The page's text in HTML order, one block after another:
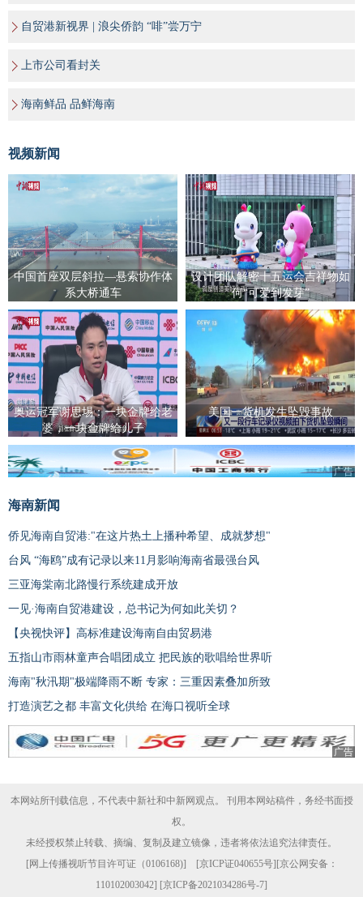
自贸港新视界 | 浪尖侨韵 “啡”尝万宁
上市公司看封关
海南鲜品 品鲜海南
视频新闻
中国首座双层斜拉—悬索协作体
系大桥通车
设计团队解密十五运会吉祥物如
何“可爱到发芽”
奥运冠军谢思埸：一块金牌给老
婆，一块金牌给儿子
美国一货机发生坠毁事故
广告
海南新闻
侨见海南自贸港:"在这片热土上播种希望、成就梦想"
台风 “海鸥”成有记录以来11月影响海南省最强台风
三亚海棠南北路慢行系统建成开放
一见·海南自贸港建设，总书记为何如此关切？
【央视快评】高标准建设海南自由贸易港
五指山市雨林童声合唱团成立 把民族的歌唱给世界听
海南"秋汛期"极端降雨不断 专家：三重因素叠加所致
打造演艺之都 丰富文化供给 在海口视听全球
广告
本网站所刊载信息，不代表中新社和中新网观点。 刊用本网站稿件，务经书面授
权。
未经授权禁止转载、摘编、复制及建立镜像，违者将依法追究法律责任。
[网上传播视听节目许可证（0106168)] [京ICP证040655号][京公网安备：
110102003042] [京ICP备2021034286号-7]